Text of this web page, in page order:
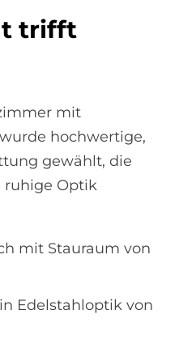
trif­ft
mit
hochwertige,
gewählt, die
ruhige Optik
mit Stauraum von
Edelstahloptik von